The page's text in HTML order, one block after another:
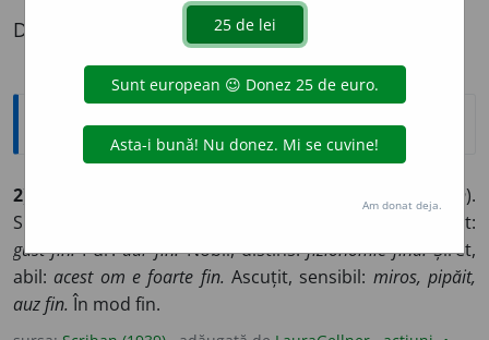
Definiția cu ID-ul 584642:
Explicative DEX
2) *fin, -ă fein).
Supțire:
Delicat:
gust fin.Pur:aur fin.Nobil, distins:fizionomie fină.Șiret,
abil:acest om e foarte fin. Ascuțit, sensibil: miros, pipăit,
auz fin. În mod fin.
Am donat deja.